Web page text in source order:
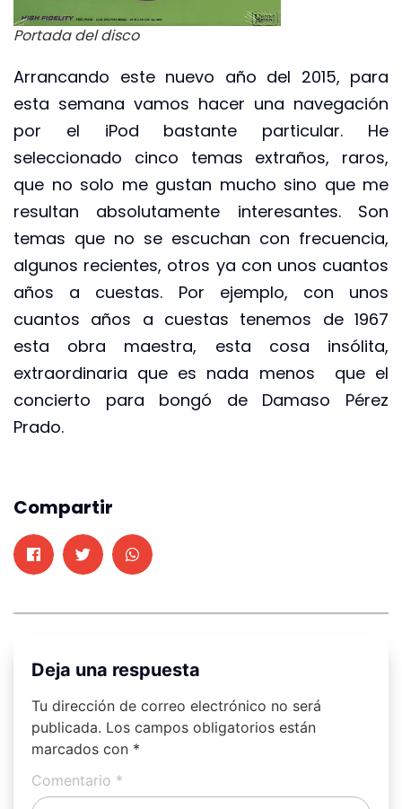
Portada del disco
Arrancando este nuevo año del 2015, para
esta semana vamos hacer una navegación
por el iPod bastante particular. He
seleccionado cinco temas extraños, raros,
que no solo me gustan mucho sino que me
resultan absolutamente interesantes. Son
temas que no se escuchan con frecuencia,
algunos recientes, otros ya con unos cuantos
años a cuestas. Por ejemplo, con unos
cuantos años a cuestas tenemos de 1967
esta obra maestra, esta cosa insólita,
extraordinaria que es nada menos que el
concierto para bongó de Damaso Pérez
Prado.
Compartir
Deja una respuesta
Tu dirección de correo electrónico no será
publicada. Los campos obligatorios están
marcados con *
Comentario *